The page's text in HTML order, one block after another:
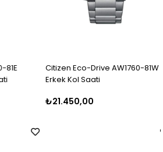
Citizen Eco-Drive AW1760-81W
Erkek Kol Saati
₺21.450,00